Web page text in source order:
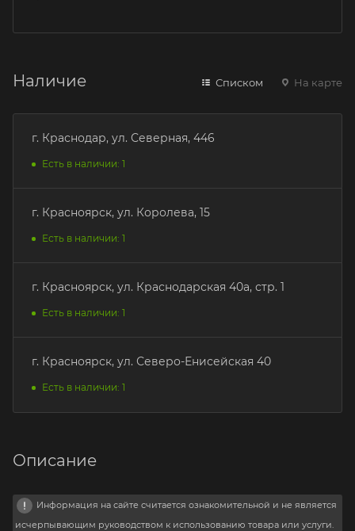
Наличие Списком На карте
г. Краснодар, ул. Северная, 446
Есть в наличии: 1
г. Красноярск, ул. Королева, 15
Есть в наличии: 1
г. Красноярск, ул. Краснодарская 40а, стр. 1
Есть в наличии: 1
г. Красноярск, ул. Северо-Енисейская 40
Есть в наличии: 1
Описание
Информация на сайте считается ознакомительной и не является
исчерпывающим руководством к использованию товара или услуги.